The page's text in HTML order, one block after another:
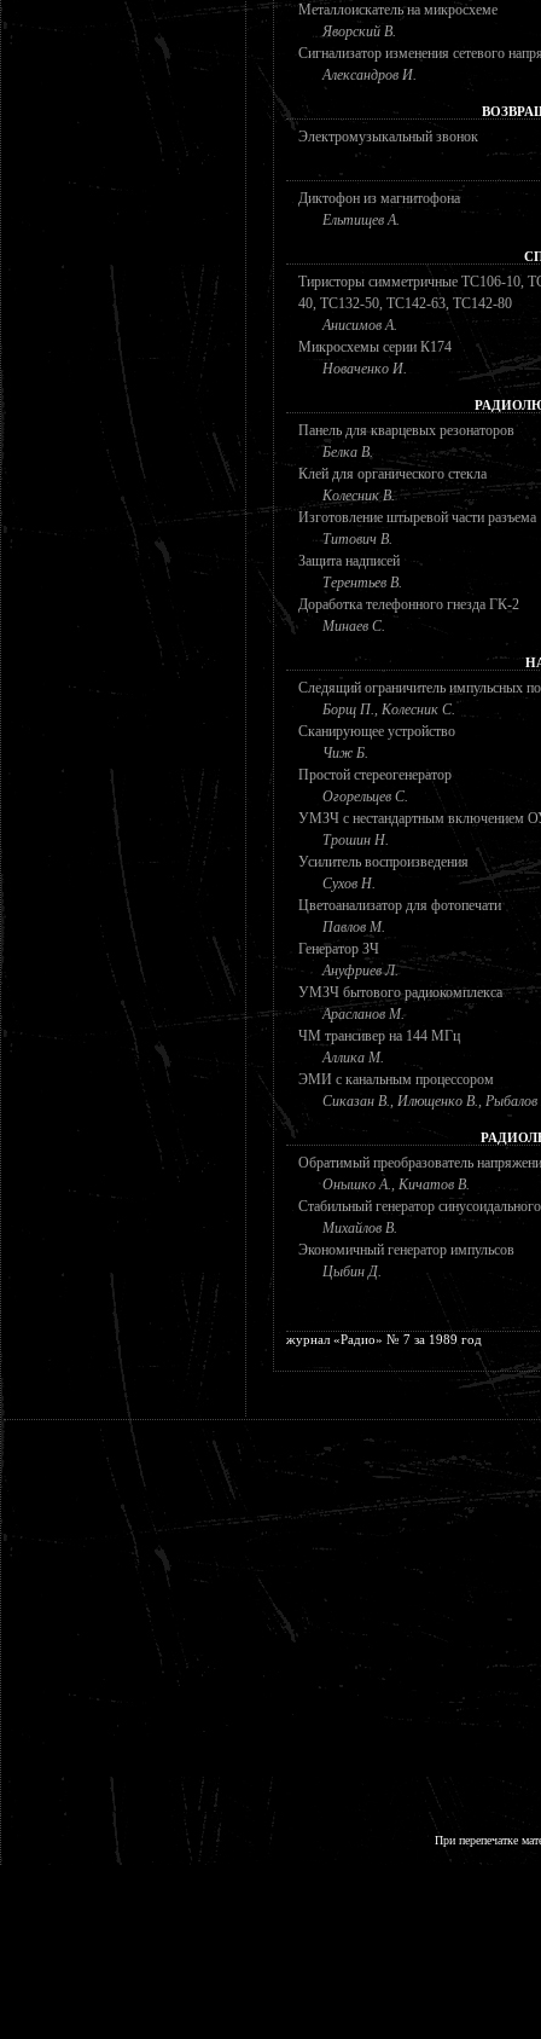
Металлоискатель на микросхеме
Яворский В.
Сигнализатор изменения сетевого
Александров И.
Электромузыкальный звонок
Диктофон из магнитофона
Ельтищев А.
Тиристоры симметричные ТС106-10,
40, ТС132-50, ТС142-63, ТС142-80
Анисимов А.
Микросхемы серии К174
Новаченко И.
Панель для кварцевых резонаторов
Белка В.
Клей для органического стекла
Колесник В.
Изготовление штыревой части разъема
Титович В.
Защита надписей
Терентьев В.
Доработка телефонного гнезда ГК-2
Минаев С.
Следящий ограничитель импульсных
Борщ П., Колесник С.
Сканирующее устройство
Чиж Б.
Простой стереогенератор
Огорельцев С.
УМЗЧ с нестандартным включением
Трошин Н.
Усилитель воспроизведения
Сухов Н.
Цветоанализатор для фотопечати
Павлов М.
Генератор ЗЧ
Ануфриев Л.
УМЗЧ бытового радиокомплекса
Арасланов М.
ЧМ трансивер на 144 МГц
Аллика М.
ЭМИ с канальным процессором
Сиказан В., Илющенко В., Рыбалов
Обратимый преобразователь
Онышко А., Кичатов В.
Стабильный генератор
Михайлов В.
Экономичный генератор импульсов
Цыбин Д.
журнал «Радио» № 7 за 1989 год
При перепечатке